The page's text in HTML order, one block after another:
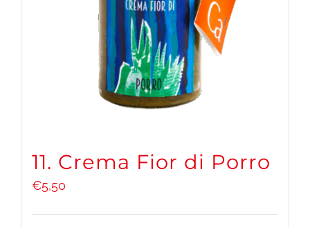
11. Crema Fior di Porro
€5,50